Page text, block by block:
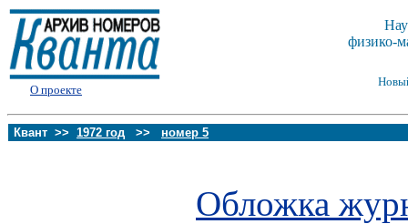
О проекте
физико-
Квант >> 1972 год >> номер 5
Обложка